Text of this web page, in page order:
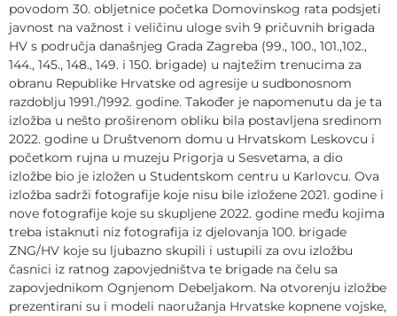
povodom 30. obljetnice početka Domovinskog rata podsjeti
javnost na važnost i veličinu uloge svih 9 pričuvnih brigada
HV s područja današnjeg Grada Zagreba (99., 100., 101.,102.,
144., 145., 148., 149. i 150. brigade) u najtežim trenucima za
obranu Republike Hrvatske od agresije u sudbonosnom
razdoblju 1991./1992. godine. Također je napomenutu da je ta
izložba u nešto proširenom obliku bila postavljena sredinom
2022. godine u Društvenom domu u Hrvatskom Leskovcu i
početkom rujna u muzeju Prigorja u Sesvetama, a dio
izložbe bio je izložen u Studentskom centru u Karlovcu. Ova
izložba sadrži fotografije koje nisu bile izložene 2021. godine i
nove fotografije koje su skupljene 2022. godine među kojima
treba istaknuti niz fotografija iz djelovanja 100. brigade
ZNG/HV koje su ljubazno skupili i ustupili za ovu izložbu
časnici iz ratnog zapovjedništva te brigade na čelu sa
zapovjednikom Ognjenom Debeljakom. Na otvorenju izložbe
prezentirani su i modeli naoružanja Hrvatske kopnene vojske,